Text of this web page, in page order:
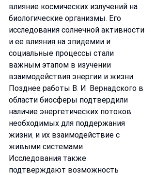
влияние космических излучений на
биологические организмы. Его
исследования солнечной активности
и ее влияния на эпидемии и
социальные процессы стали
важным этапом в изучении
взаимодействия энергии и жизни.
Позднее работы В. И. Вернадского в
области биосферы подтвердили
наличие энергетических потоков,
необходимых для поддержания
жизни, и их взаимодействие с
живыми системами.
Исследования также
подтверждают возможность